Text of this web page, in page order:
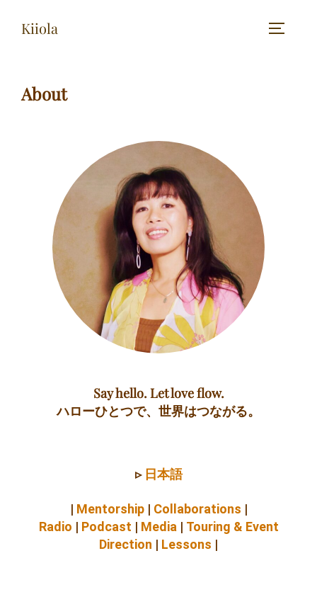
Kiiola
About
Say hello. Let love flow.
ハローひとつで、世界はつながる。
▹ 日本語
| Mentorship| Collaborations |
Radio | Podcast | Media | Touring & Event
Direction | Lessons |